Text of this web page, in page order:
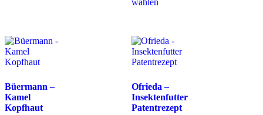
wählen
Büermann –
Kamel
Kopfhaut
Ofrieda –
Insektenfutter
Patentrezept